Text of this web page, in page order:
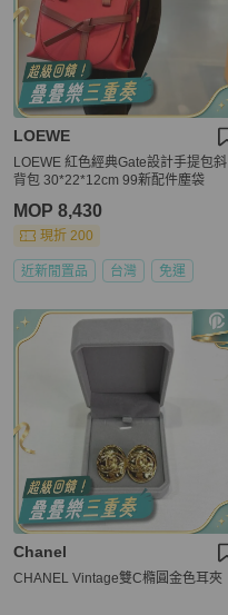
LOEWE
LOEWE 紅色經典Gate設計手提包斜
背包 30*22*12cm 99新配件塵袋
MOP 8,430
現折 200
近新閒置品 台灣 免運
Chanel
CHANEL Vintage雙C橢圓金色耳夾